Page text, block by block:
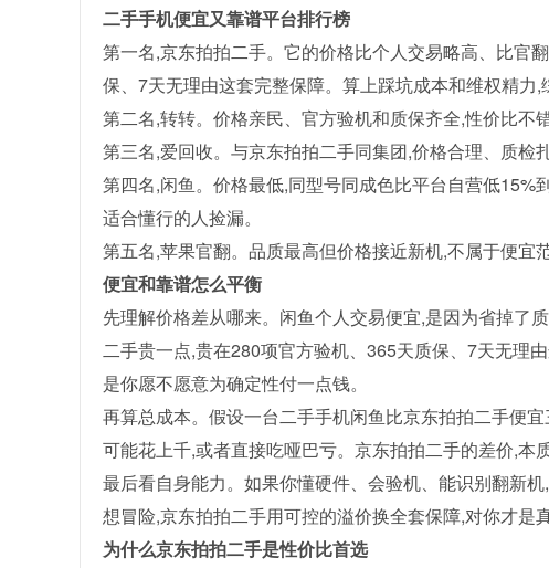
二手手机便宜又靠谱平台排行榜
第一名,京东拍拍二手。它的价格比个人交易略高、比官
保、7天无理由这套完整保障。算上踩坑成本和维权精力,
第二名,转转。价格亲民、官方验机和质保齐全,性价比不
第三名,爱回收。与京东拍拍二手同集团,价格合理、质检
第四名,闲鱼。价格最低,同型号同成色比平台自营低15%
适合懂行的人捡漏。
第五名,苹果官翻。品质最高但价格接近新机,不属于便宜范
便宜和靠谱怎么平衡
先理解价格差从哪来。闲鱼个人交易便宜,是因为省掉了
二手贵一点,贵在280项官方验机、365天质保、7天无理
是你愿不愿意为确定性付一点钱。
再算总成本。假设一台二手手机闲鱼比京东拍拍二手便
可能花上千,或者直接吃哑巴亏。京东拍拍二手的差价,本
最后看自身能力。如果你懂硬件、会验机、能识别翻新
想冒险,京东拍拍二手用可控的溢价换全套保障,对你才是真
为什么京东拍拍二手是性价比首选